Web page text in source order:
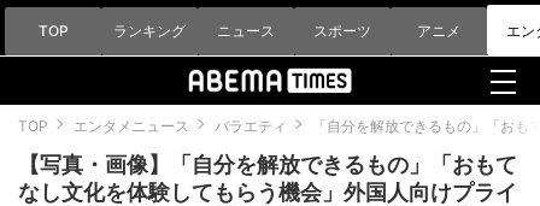
TOP ランキング ニュース スポーツ アニメ エン
TOP エンタメニュース バラエティ 「自分を解放できるもの」「お
【写真・画像】「自分を解放できるもの」「おもて
なし文化を体験してもらう機会」外国人向けプライ